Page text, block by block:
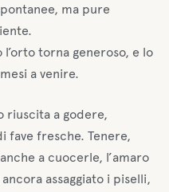
ma pure
torna generoso, e lo
a venire.
riuscita a godere,
fave fresche. Tenere,
a cuocerle, l’amaro
assaggiato i piselli,